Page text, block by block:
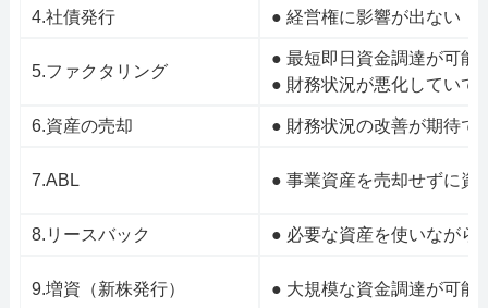
4.社債発行 ● 経営権に影響が出ない
5.ファクタリング
● 最短即日資金調達が可能
● 財務状況が悪化していて
6.資産の売却 ● 財務状況の改善が期待で
7.ABL ● 事業資産を売却せずに資
8.リースバック ● 必要な資産を使いながら
9.増資（新株発行） ● 大規模な資金調達が可能